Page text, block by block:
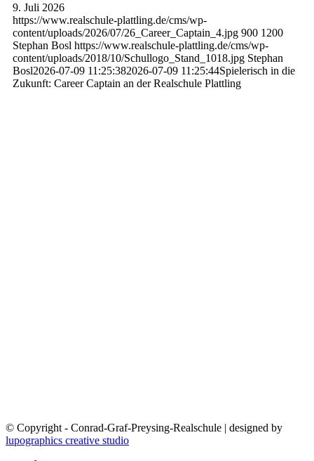
9. Juli 2026
https://www.realschule-plattling.de/cms/wp-
content/uploads/2026/07/26_Career_Captain_4.jpg 900 1200
Stephan Bosl https://www.realschule-plattling.de/cms/wp-
content/uploads/2018/10/Schullogo_Stand_1018.jpg Stephan
Bosl2026-07-09 11:25:382026-07-09 11:25:44Spielerisch in die
Zukunft: Career Captain an der Realschule Plattling
© Copyright - Conrad-Graf-Preysing-Realschule | designed by
lupographics creative studio